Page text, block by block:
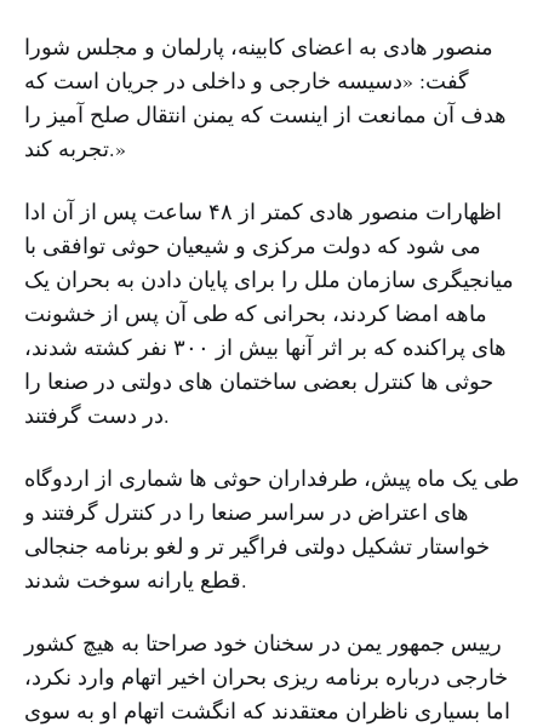
منصور هادی به اعضای کابینه، پارلمان و مجلس شورا
گفت: «دسیسه خارجی و داخلی در جریان است که
هدف آن ممانعت از اینست که یمنن انتقال صلح آمیز را
تجربه کند.»
اظهارات منصور هادی کمتر از ۴۸ ساعت پس از آن ادا
می شود که دولت مرکزی و شیعیان حوثی توافقی با
میانجیگری سازمان ملل را برای پایان دادن به بحران یک
ماهه امضا کردند، بحرانی که طی آن پس از خشونت
های پراکنده که بر اثر آنها بیش از ۳۰۰ نفر کشته شدند،
حوثی ها کنترل بعضی ساختمان های دولتی در صنعا را
در دست گرفتند.
طی یک ماه پیش، طرفداران حوثی ها شماری از اردوگاه
های اعتراض در سراسر صنعا را در کنترل گرفتند و
خواستار تشکیل دولتی فراگیر تر و لغو برنامه جنجالی
قطع یارانه سوخت شدند.
رییس جمهور یمن در سخنان خود صراحتا به هیچ کشور
خارجی درباره برنامه ریزی بحران اخیر اتهام وارد نکرد،
اما بسیاری ناظران معتقدند که انگشت اتهام او به سوی